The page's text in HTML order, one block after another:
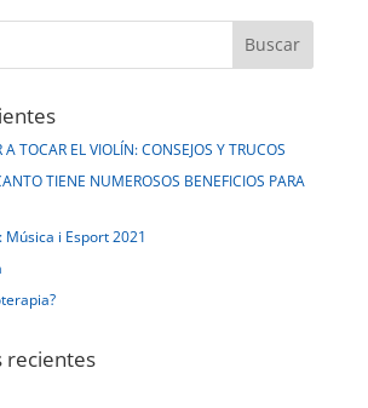
TOCAR EL VIOLÍN: CONSEJOS Y TRUCOS
TIENE NUMEROSOS BENEFICIOS PARA
Música i Esport 2021
recientes